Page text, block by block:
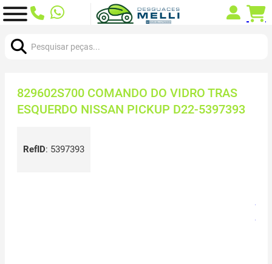
829602S700 COMANDO DO VIDRO TRAS
ESQUERDO NISSAN PICKUP D22-5397393
RefID: 5397393